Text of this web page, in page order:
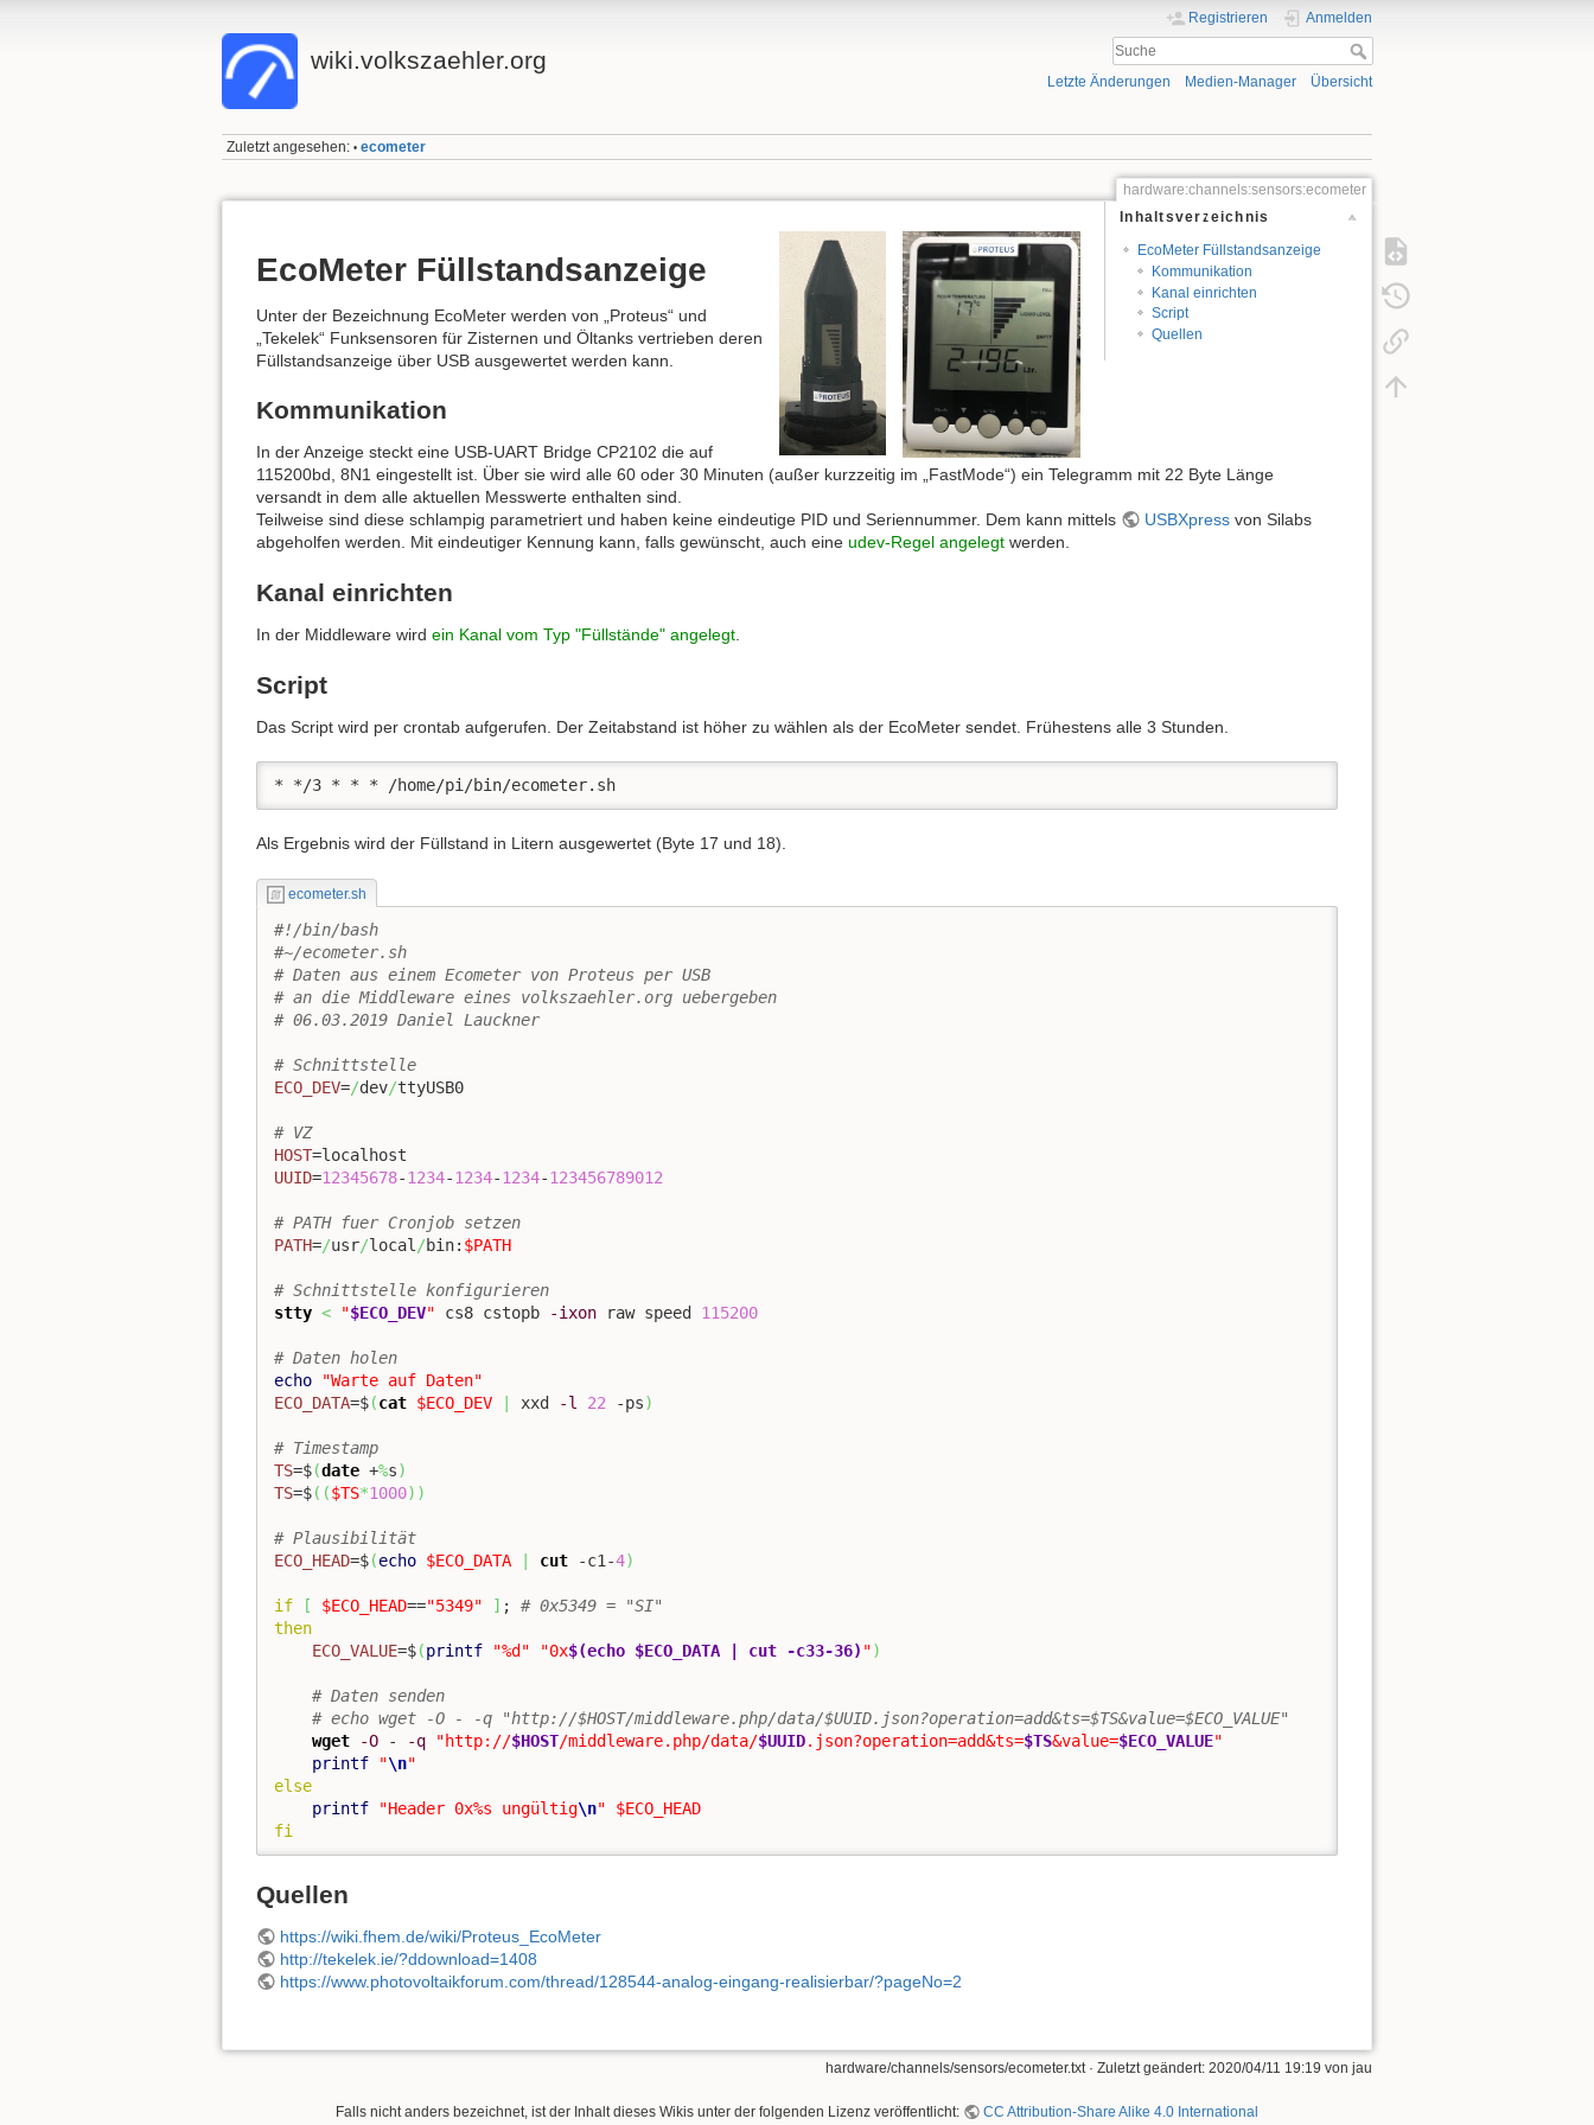
wiki.volkszaehler.org
Registrieren Anmelden
Letzte Änderungen Medien-Manager Übersicht
Zuletzt angesehen: • ecometer
hardware:channels:sensors:ecometer
Inhaltsverzeichnis
EcoMeter Füllstandsanzeige
Kommunikation
Kanal einrichten
Script
Quellen
EcoMeter Füllstandsanzeige
Unter der Bezeichnung EcoMeter werden von „Proteus“ und
„Tekelek“ Funksensoren für Zisternen und Öltanks vertrieben deren
Füllstandsanzeige über USB ausgewertet werden kann.
Kommunikation
In der Anzeige steckt eine USB-UART Bridge CP2102 die auf
115200bd, 8N1 eingestellt ist. Über sie wird alle 60 oder 30 Minuten (außer kurzzeitig im „FastMode“) ein Telegramm mit 22 Byte Länge
versandt in dem alle aktuellen Messwerte enthalten sind.
Teilweise sind diese schlampig parametriert und haben keine eindeutige PID und Seriennummer. Dem kann mittels
USBXpressvon Silabs
abgeholfen werden. Mit eindeutiger Kennung kann, falls gewünscht, auch eine udev-Regel angelegt werden.
Kanal einrichten
In der Middleware wird ein Kanal vom Typ "Füllstände" angelegt
Script
Das Script wird per crontab aufgerufen. Der Zeitabstand ist höher zu wählen als der EcoMeter sendet. Frühestens alle 3 Stunden.
* */3 * * * /home/pi/bin/ecometer.sh
Als Ergebnis wird der Füllstand in Litern ausgewertet (Byte 17 und 18).
ecometer.sh
#!/bin/bash
#~/ecometer.sh
# Daten aus einem Ecometer von Proteus per USB
# an die Middleware eines volkszaehler.org uebergeben
# 06.03.2019 Daniel Lauckner
# Schnittstelle
ECO_DEV=/dev/ttyUSB0
# VZ
HOST
UUID=12345678-1234-1234-1234-123456789012
# PATH fuer Cronjob setzen
PATH=/usr/local/bin: $PATH
# Schnittstelle konfigurieren
stty < "$ECO_DEV" cs8 cstopb -ixon raw speed 115200
# Daten holen
echo
"Warte auf Daten"
ECO_DATA=$(cat $ECO_DEV xxd -l 22 -ps)
# Timestamp
TS=$(date +%s)
TS=$( ($TS*1000) )
# Plausibilität
ECO_HEAD=$(echo $ECO_DATA cut -c1-4)
if [ $ECO_HEAD=="5349" ] ; # 0x5349 = "SI"
then
ECO_VALUE=$(printf "%d" "0x$(echo $ECO_DATA | cut -c33-36) ")
# Daten senden
# echo wget -O - -q "http://$HOST/middleware.php/data/$UUID.json?operation=add&ts=$TS&value=$ECO_VALUE"
wget
-O - -q "http://$HOST/middleware.php/data/$UUID.json?operation=add&ts=$TS&value=$ECO_VALUE"
printf
"\n"
else
printf
"Header 0x%s ungültig\n"
$ECO_HEAD
fi
Quellen
https://wiki.fhem.de/wiki/Proteus_EcoMeter
http://tekelek.ie/?ddownload=1408
https://www.photovoltaikforum.com/thread/128544-analog-eingang-realisierbar/?pageNo=2
hardware/channels/sensors/ecometer.txt· Zuletzt geändert: 2020/04/11 19:19 von jau
Falls nicht anders bezeichnet, ist der Inhalt dieses Wikis unter der folgenden Lizenz veröffentlicht: CC Attribution-Share Alike 4.0 International